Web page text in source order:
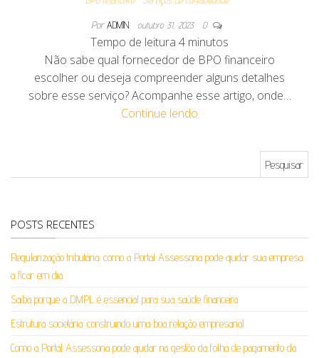
Por ADMIN outubro 31, 2023 0
Tempo de leitura 4 minutos
Não sabe qual fornecedor de BPO financeiro
escolher ou deseja compreender alguns detalhes
sobre esse serviço? Acompanhe esse artigo, onde…
Continue lendo
POSTS RECENTES
Regularização tributária: como a Portal Assessoria pode ajudar sua empresa
a ficar em dia
Saiba porque a DMPL é essencial para sua saúde financeira
Estrutura societária: construindo uma boa relação empresarial
Como a Portal Assessoria pode ajudar na gestão da folha de pagamento da